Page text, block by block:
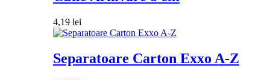
4,19 lei
Separatoare Carton Exxo A-Z